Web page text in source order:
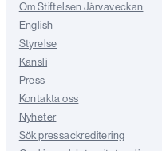
Om Stiftelsen Järvaveckan
English
Styrelse
Kansli
Press
Kontakta oss
Nyheter
Sök pressackreditering